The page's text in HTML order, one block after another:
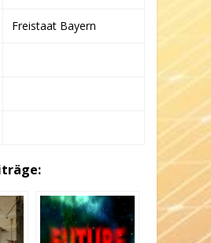
Freistaat Bayern